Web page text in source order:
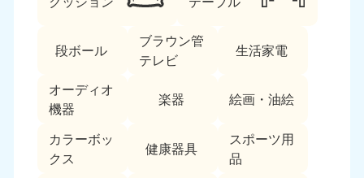
段ボール
ブラウン管
テレビ
生活家電
オーディオ
機器
楽器 絵画・油絵
カラーボッ
クス
健康器具
スポーツ用
品
050-1881-5271
9:00〜19:00 年中無休
関東
050-1881-5265
9:00〜19:00 年中無休
050-1881-5264
9:00〜19:00 年中無休